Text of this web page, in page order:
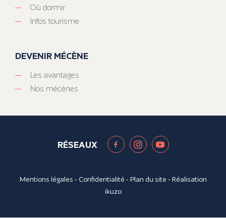
Où dormir
Infos tourisme
DEVENIR MÉCÈNE
Les avantages
Nos mécènes
RÉSEAUX
Mentions légales - Confidentialité -Plan du site - Réalisation
ikuzo